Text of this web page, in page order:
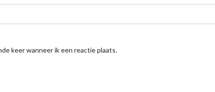
keer wanneer ik een reactie plaats.